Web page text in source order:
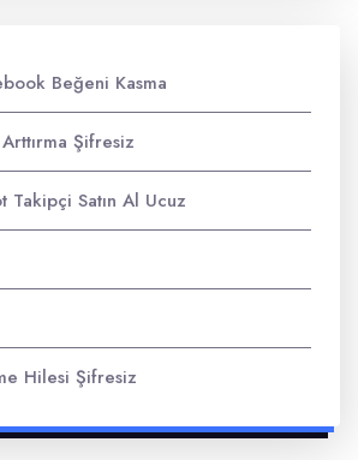
Beğeni Kasma
Şifresiz
Takipçi Satın Al Ucuz
Hilesi Şifresiz